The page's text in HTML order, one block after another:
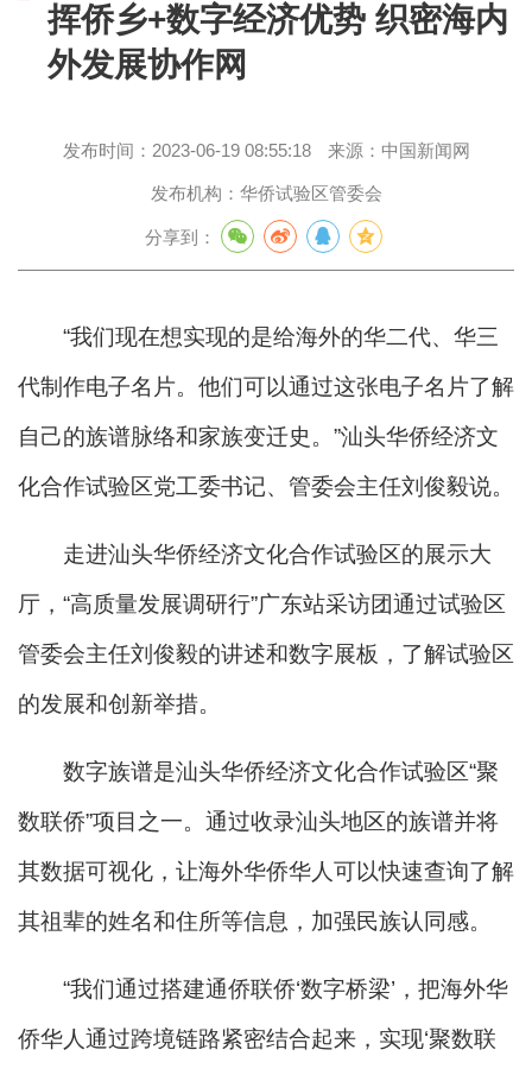
挥侨乡+数字经济优势 织密海内
外发展协作网
发布时间： 2023-06-19 08:55:18 来源： 中国新闻网
发布机构： 华侨试验区管委会
分享到：
“我们现在想实现的是给海外的华二代、华三
代制作电子名片。他们可以通过这张电子名片了解
自己的族谱脉络和家族变迁史。”汕头华侨经济文
化合作试验区党工委书记、管委会主任刘俊毅说。
走进汕头华侨经济文化合作试验区的展示大
厅，“高质量发展调研行”广东站采访团通过试验区
管委会主任刘俊毅的讲述和数字展板，了解试验区
的发展和创新举措。
数字族谱是汕头华侨经济文化合作试验区“聚
数联侨”项目之一。通过收录汕头地区的族谱并将
其数据可视化，让海外华侨华人可以快速查询了解
其祖辈的姓名和住所等信息，加强民族认同感。
“我们通过搭建通侨联侨‘数字桥梁’，把海外华
侨华人通过跨境链路紧密结合起来，实现‘聚数联